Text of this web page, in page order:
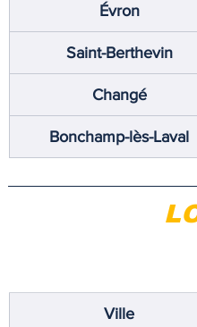
& INDEX VIE PRATIQUE
Évron
Saint-Berthevin
Changé
Bonchamp-lès-Laval
Ville